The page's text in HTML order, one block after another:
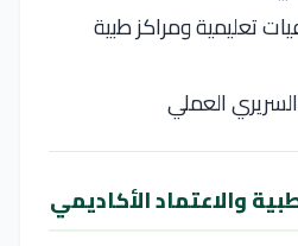
تعليمية ومراكز طبية
السريري العملي
والاعتماد الأكاديمي